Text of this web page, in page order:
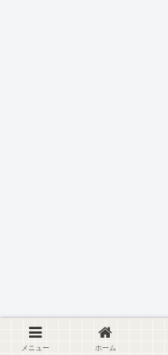
メニュー ホーム